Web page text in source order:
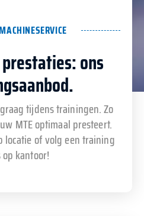
ons
tijdens trainingen. Zo
MTE optimaal presteert.
of volg een training
kantoor!